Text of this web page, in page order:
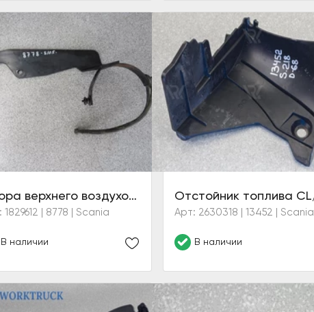
Опора верхнего воздухозаборника
1829612 | 8778 | Scania
В наличии
Арт: 2630318 | 13452 | Scania
В наличии